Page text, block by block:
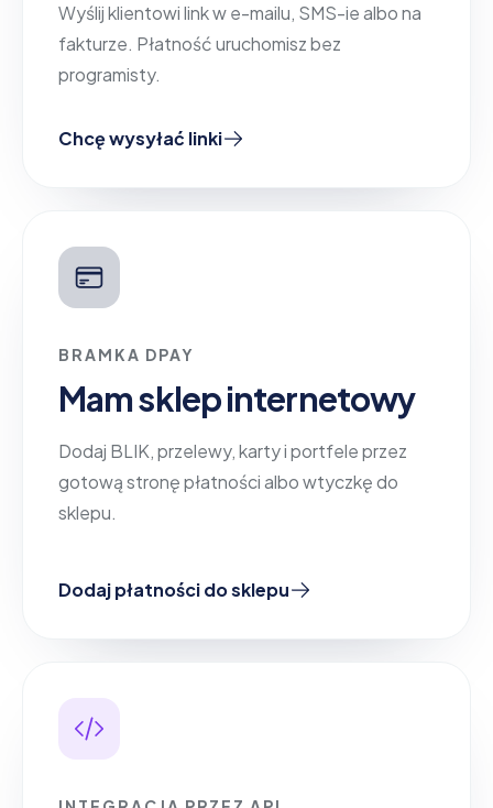
Wyślij klientowi link w e-mailu, SMS-ie albo na
fakturze. Płatność uruchomisz bez
programisty.
Chcę wysyłać linki
BRAMKA DPAY
Mam sklep internetowy
Dodaj BLIK, przelewy, karty i portfele przez
gotową stronę płatności albo wtyczkę do
sklepu.
Dodaj płatności do sklepu